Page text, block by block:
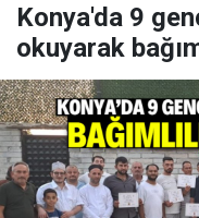
Konya'da 9
okuyarak